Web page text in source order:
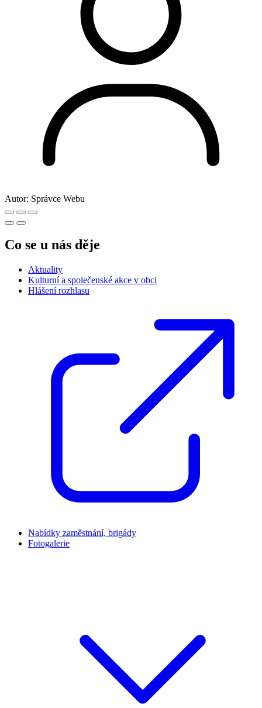
Autor: Správce Webu
Co se u nás děje
Aktuality
Kulturní a společenské akce v obci
Hlášení rozhlasu
Nabídky zaměstnání, brigády
Fotogalerie